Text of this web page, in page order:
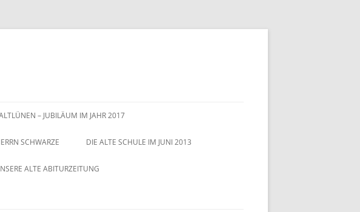
– JUBILÄUM IM JAHR 2017
SCHWARZE DIE ALTE SCHULE IM JUNI 2013
ALTE ABITURZEITUNG